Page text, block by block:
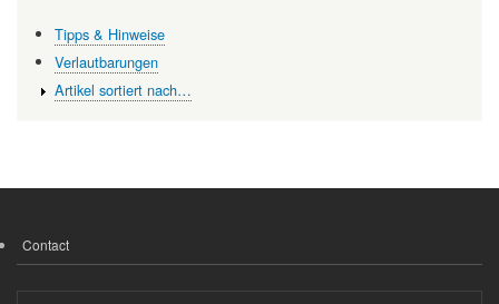
Tipps & Hinweise
Verlautbarungen
Artikel sortiert nach…
FOOTER
Contact